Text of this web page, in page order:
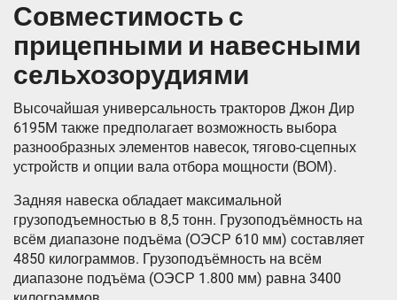
Совместимость с
прицепными и навесными
сельхозорудиями
Высочайшая универсальность тракторов Джон Дир
6195M также предполагает возможность выбора
разнообразных элементов навесок, тягово-сцепных
устройств и опции вала отбора мощности (ВОМ).
Задняя навеска обладает максимальной
грузоподъемностью в 8,5 тонн. Грузоподъёмность на
всём диапазоне подъёма (ОЭСР 610 мм) составляет
4850 килограммов. Грузоподъёмность на всём
диапазоне подъёма (ОЭСР 1.800 мм) равна 3400